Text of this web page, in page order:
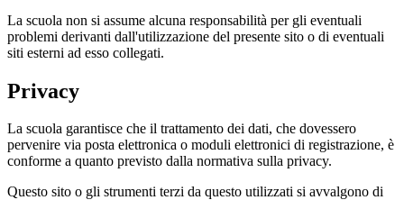
La scuola non si assume alcuna responsabilità per gli eventuali
problemi derivanti dall'utilizzazione del presente sito o di eventuali
siti esterni ad esso collegati.
Privacy
La scuola garantisce che il trattamento dei dati, che dovessero
pervenire via posta elettronica o moduli elettronici di registrazione, è
conforme a quanto previsto dalla normativa sulla privacy.
Questo sito o gli strumenti terzi da questo utilizzati si avvalgono di